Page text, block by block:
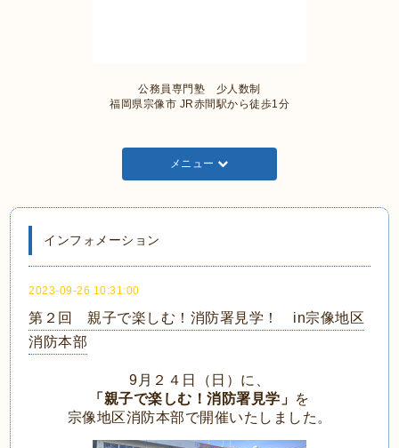
公務員専門塾 少人数制
福岡県宗像市 JR赤間駅から徒歩1分
メニュー
インフォメーション
2023-09-26 10:31:00
第２回 親子で楽しむ！消防署見学！ in宗像地区
消防本部
9月２４日（日）に、
「親子で楽しむ！消防署見学」 を
宗像地区消防本部で開催いたしました。